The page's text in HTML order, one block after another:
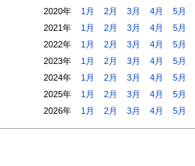
2020年
1月 2月 3月 4月 5月
2021年
1月 2月 3月 4月 5月
2022年
1月 2月 3月 4月 5月
2023年
1月 2月 3月 4月 5月
2024年
1月 2月 3月 4月 5月
2025年
1月 2月 3月 4月 5月
2026年
1月 2月 3月 4月 5月